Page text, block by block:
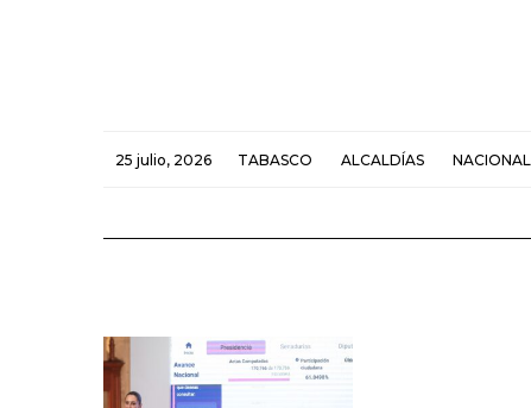
25 julio, 2026 TABASCO ALCALDÍAS NACIONAL